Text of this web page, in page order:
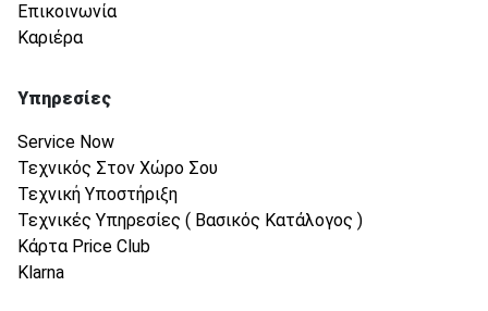
Επικοινωνία
Καριέρα
Υπηρεσίες
Service Now
Τεχνικός Στον Χώρο Σου
Τεχνική Υποστήριξη
Τεχνικές Υπηρεσίες ( Βασικός Κατάλογος )
Κάρτα Price Club
Klarna